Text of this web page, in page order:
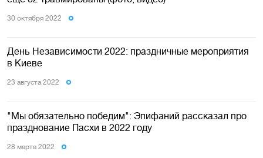
30 октября 2022
День Независимости 2022: праздничные мероприятия
в Киеве
23 августа 2022
"Мы обязательно победим": Эпифаний рассказал про
празднование Пасхи в 2022 году
28 марта 2022